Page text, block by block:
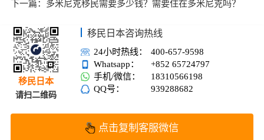
下一篇： 多米尼克移民需要多少钱？需要住在多米尼克吗？
移民日本
请扫二维码
移民日本咨询热线
24小时热线：
400-657-9598
Whatsapp：
+852 65724797
手机/微信：
18310566198
QQ号：
939288682
点击复制客服微信